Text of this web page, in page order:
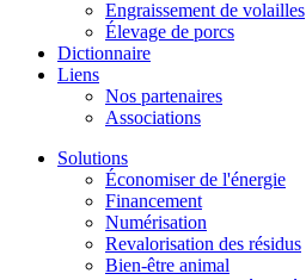
Engraissement de volailles
Élevage de porcs
Dictionnaire
Liens
Nos partenaires
Associations
Solutions
Économiser de l'énergie
Financement
Numérisation
Revalorisation des résidus
Bien-être animal